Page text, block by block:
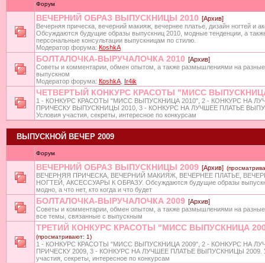
Форум
ВЕЧЕРНИЙ ОБРАЗ ВЫПУСКНИЦЫ 2010 [Архив]
Вечерняя прическа, вечерний макияж, вечернее платье, дизайн ногтей и
Обсуждаются будущие образы выпускниц 2010, модные тенденции, а
персональные консультации выпускницам по стилю.
Модератор форума: КoshkA
БОЛТАЛОЧКА-ВЫРУЧАЛОЧКА 2010 [Архив]
Советы и комментарии, обмен опытом, а также размышлениями на
выпускном
Модератор форума: КoshkA, Ir4ik
ЧЕТВЕРТЫЙ КОНКУРС КРАСОТЫ "МИСС
1 - КОНКУРС КРАСОТЫ "МИСС ВЫПУСКНИЦА 2010", 2 - КОНКУРС НА
ПРИЧЕСКУ ВЫПУСКНИЦЫ 2010, 3 - КОНКУРС НА ЛУЧШЕЕ ПЛАТЬЕ
Условия участия, секреты, интересное по конкурсам
ВЫПУСКНОЙ ВЕЧЕР 2009
Форум
ВЕЧЕРНИЙ ОБРАЗ ВЫПУСКНИЦЫ 2009 [Архив]
ВЕЧЕРНЯЯ ПРИЧЕСКА, ВЕЧЕРНИЙ МАКИЯЖ, ВЕЧЕРНЕЕ ПЛАТЬЕ,
НОГТЕЙ, АКСЕССУАРЫ К ОБРАЗУ. Обсуждаются будущие образы
модно, а что нет, кто когда и что будет
БОЛТАЛОЧКА-ВЫРУЧАЛОЧКА 2009 [Архив]
Советы и комментарии, обмен опытом, а также размышлениями на
все темы, связанные с выпускным
ТРЕТИЙ КОНКУРС КРАСОТЫ "МИСС ВЫПУСКНИЦА
(просматривают: 1)
1 - КОНКУРС КРАСОТЫ "МИСС ВЫПУСКНИЦА 2009", 2 - КОНКУРС НА
ПРИЧЕСКУ 2009, 3 - КОНКУРС НА ЛУЧШЕЕ ПЛАТЬЕ ВЫПУСКНИЦЫ 2009.
участия, секреты, интересное по конкурсам